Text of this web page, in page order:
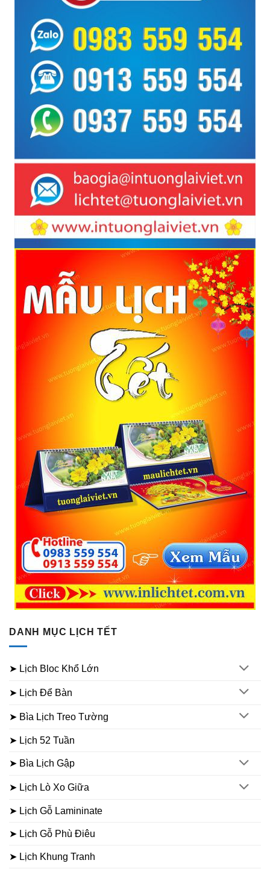
DANH MỤC LỊCH TẾT
➤ Lịch Bloc Khổ Lớn
➤ Lịch Để Bàn
➤ Bìa Lịch Treo Tường
➤ Lịch 52 Tuần
➤ Bìa Lịch Gập
➤ Lịch Lò Xo Giữa
➤ Lịch Gỗ Lamininate
➤ Lịch Gỗ Phù Điêu
➤ Lịch Khung Tranh